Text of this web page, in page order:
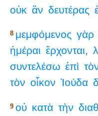
οὐκ ἂν δευτέρας
8 μεμφόμενος γὰρ
ἡμέραι ἔρχονται,
συντελέσω ἐπὶ
τὸν οἶκον Ἰούδα
9 οὐ κατὰ τὴν